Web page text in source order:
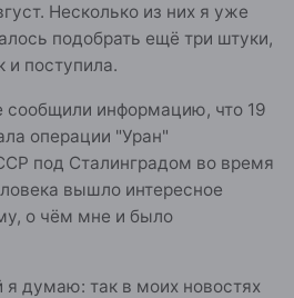
Несколько из них я уже
подобрать ещё три штуки,
и поступила.
сообщили информацию, что 19
операции "Уран"
под Сталинградом во время
вышло интересное
о чём мне и было
я думаю: так в моих новостях